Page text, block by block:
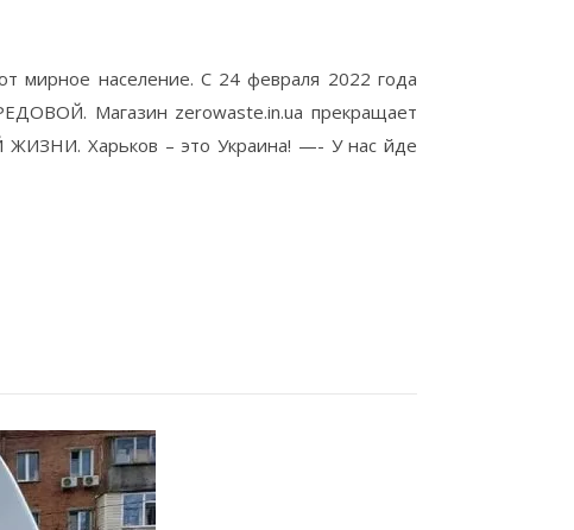
мирное население. С 24 февраля 2022 года
Магазин zerowaste.in.ua прекращает
Харьков – это Украина! —- У нас йде